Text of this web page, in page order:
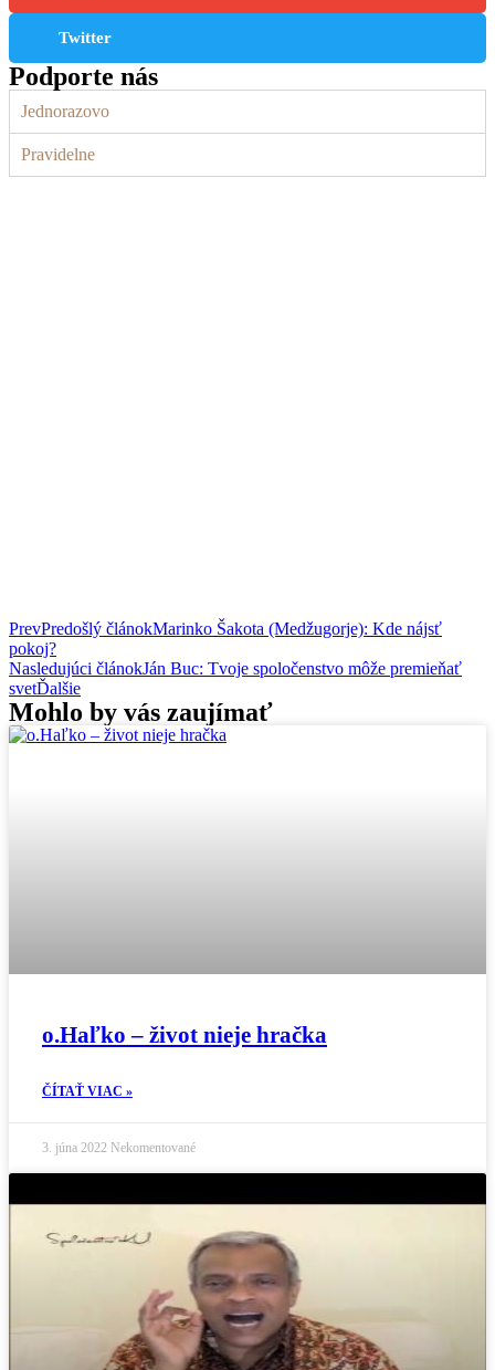
Twitter
Podporte nás
Jednorazovo
Pravidelne
PrevPredošlý článokMarinko Šakota (Medžugorje): Kde nájsť
pokoj?
Nasledujúci článokJán Buc: Tvoje spoločenstvo môže premieňať
svetĎalšie
Mohlo by vás zaujímať
o.Haľko – život nieje hračka
ČÍTAŤ VIAC »
3. júna 2022 Nekomentované